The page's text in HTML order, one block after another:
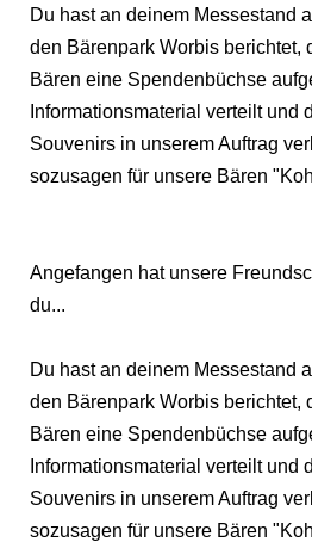
Du hast an deinem Messestand
den Bärenpark Worbis berichtet,
Bären eine Spendenbüchse
Informationsmaterial verteilt und
Souvenirs in unserem Auftrag
sozusagen für unsere Bären
Angefangen hat unsere
du...
Du hast an deinem Messestand
den Bärenpark Worbis berichtet,
Bären eine Spendenbüchse
Informationsmaterial verteilt und
Souvenirs in unserem Auftrag
sozusagen für unsere Bären